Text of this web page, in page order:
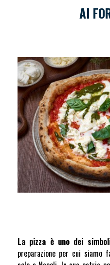
AI
La pizza è uno dei
preparazione per cui